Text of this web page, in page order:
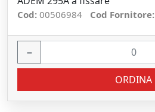
Cod: 00506984 Cod Fornitore:
−
ORDINA